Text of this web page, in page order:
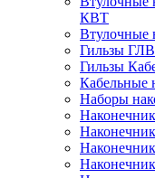
КВТ
Втулочные
Гильзы
Гильзы
Наборы